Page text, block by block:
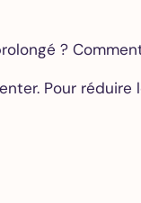
?
Pour